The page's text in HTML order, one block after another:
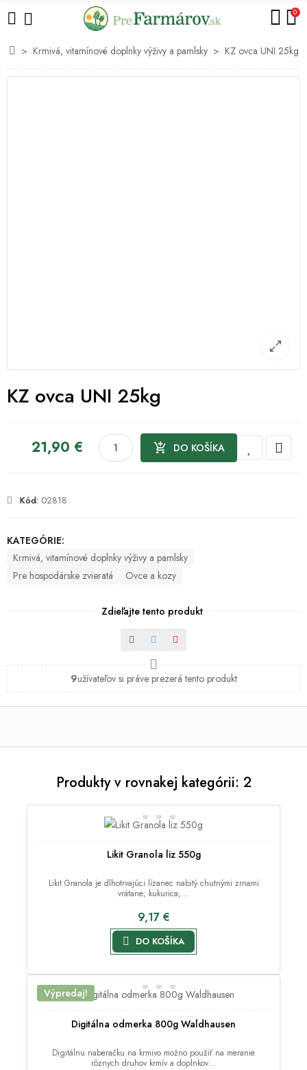
0
Krmivá, vitamínové doplnky výživy a pamlsky KZ ovca UNI 25kg
KZ ovca UNI 25kg
21,90 €  DO KOŠÍKA
Kód: 02818
KATEGÓRIE:
Krmivá, vitamínové doplnky výživy a pamlsky
Pre hospodárske zvieratá
Ovce a kozy
Zdieľajte tento produkt
9užívateľov si práve prezerá tento produkt
Produkty v rovnakej kategórii: 2
Likit Granola liz 550g
Likit Granola je dlhotrvajúci lízanec nabitý chutnými zrnami
vrátane; kukurica,...
9,17 €

DO KOŠÍKA
Výpredaj!
Digitálna odmerka 800g Waldhausen
Digitálnu naberačku na krmivo možno použiť na meranie
rôznych druhov krmív a doplnkov...